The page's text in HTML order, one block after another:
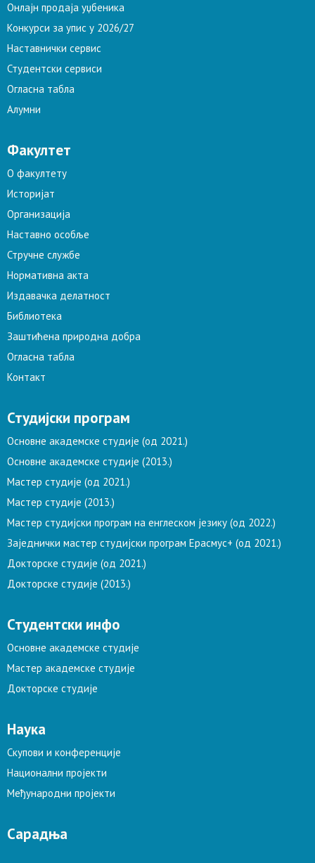
Онлајн продаја уџбеника
Конкурси за упис у 2026/27
Наставнички сервис
Студентски сервиси
Огласна табла
Алумни
Факултет
О факултету
Историјат
Организација
Наставно особље
Стручне службе
Нормативна акта
Издавачка делатност
Библиотека
Заштићена природна добра
Огласна табла
Контакт
Студијски програм
Основне академске студије (од 2021.)
Основне академске студије (2013.)
Мастер студије (од 2021.)
Мастер студије (2013.)
Мастер студијски програм на енглеском језику (од 2022.)
Заједнички мастер студијски програм Ерасмус+ (од 2021.)
Докторске студије (од 2021.)
Докторске студије (2013.)
Студентски инфо
Основне академске студије
Мастер академске студије
Докторске студије
Наука
Скупови и конференције
Национални пројекти
Међународни пројекти
Сарадња